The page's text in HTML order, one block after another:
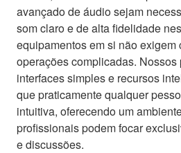
avançado de áudio sejam
som claro e de alta fidelidade
equipamentos em si não exigem
operações complicadas. Nossos
interfaces simples e recursos
que praticamente qualquer
intuitiva, oferecendo um
profissionais podem focar
e discussões.